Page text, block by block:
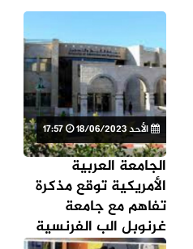
الأحد 18/06/2023
الجامعة العربية
الأمريكية توقع مذكرة
تفاهم مع جامعة
غرنوبل الب الفرنسية